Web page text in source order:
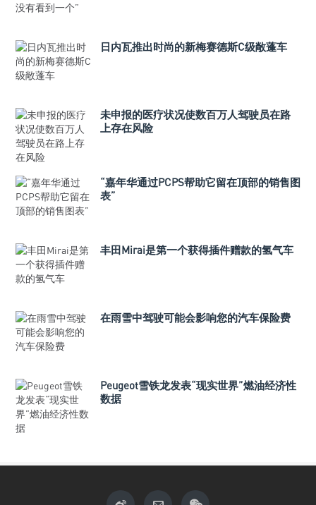
日内瓦推出时尚的新梅赛德斯C级敞蓬车
未申报的医疗状况使数百万人驾驶员在路
上存在风险
“嘉年华通过PCPS帮助它留在顶部的销售图
表”
丰田Mirai是第一个获得插件赠款的氢气车
在雨雪中驾驶可能会影响您的汽车保险费
Peugeot雪铁龙发表“现实世界”燃油经济性
数据